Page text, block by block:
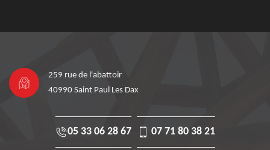
259 rue de l'abattoir
40990 Saint Paul Les Dax
05 33 06 28 67 07 71 80 38 21